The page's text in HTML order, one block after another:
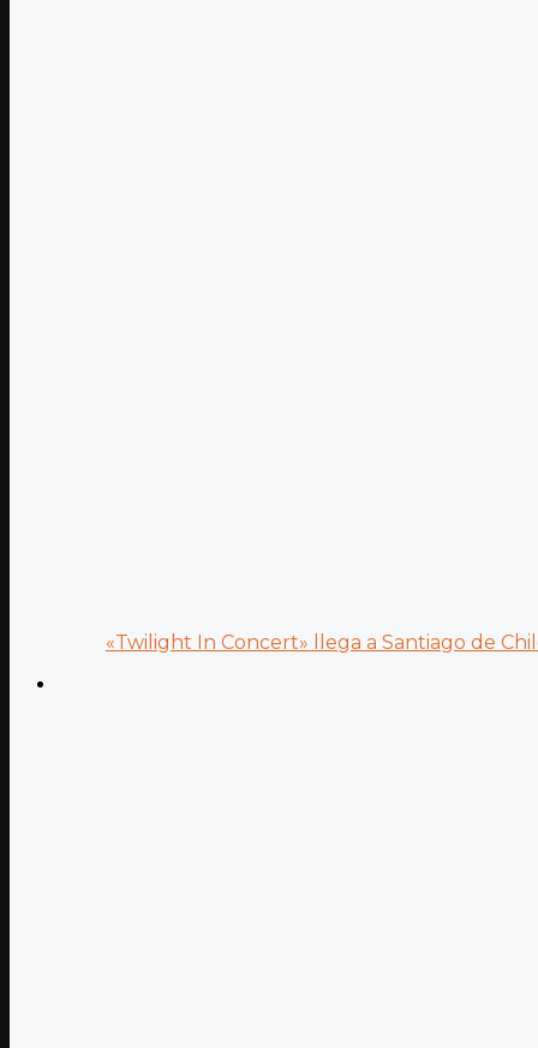
«Twilight In Concert» llega a Santiago de